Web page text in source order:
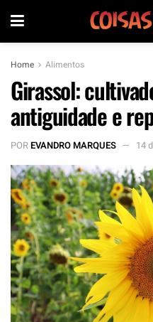
Home Alimentos
Girassol:
antiguidade e
POREVANDRO MARQUES 14